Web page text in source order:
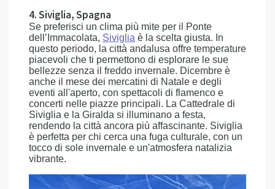
4. Siviglia, Spagna
Se preferisci un clima più mite per il Ponte
dell’Immacolata, Siviglia è la scelta giusta. In
questo periodo, la città andalusa offre temperature
piacevoli che ti permettono di esplorare le sue
bellezze senza il freddo invernale. Dicembre è
anche il mese dei mercatini di Natale e degli
eventi all'aperto, con spettacoli di flamenco e
concerti nelle piazze principali. La Cattedrale di
Siviglia e la Giralda si illuminano a festa,
rendendo la città ancora più affascinante. Siviglia
è perfetta per chi cerca una fuga culturale, con un
tocco di sole invernale e un'atmosfera natalizia
vibrante.